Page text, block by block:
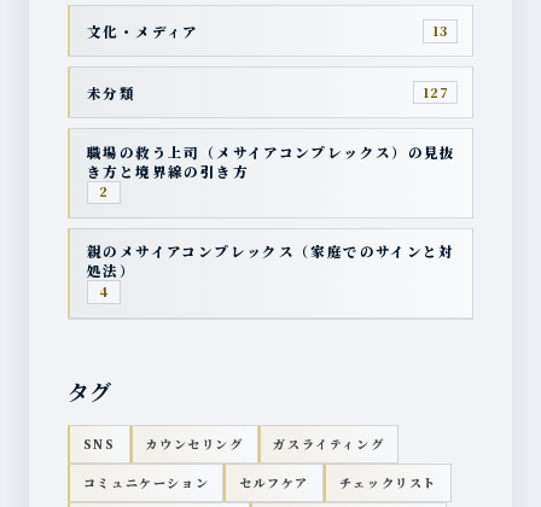
文化・メディア 13
未分類 127
職場の救う上司（メサイアコンプレックス）の見抜
き方と境界線の引き方
2
親のメサイアコンプレックス（家庭でのサインと対
処法）
4
タグ
SNS カウンセリング ガスライティング
コミュニケーション セルフケア チェックリスト